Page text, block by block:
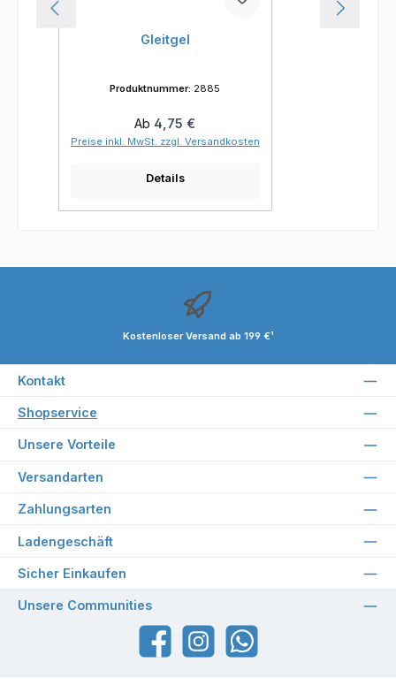
Gleitgel
Produktnummer: 2885
Regulärer Preis:
Ab 4,75 €
Preise inkl. MwSt. zzgl. Versandkosten
Details
Kostenloser Versand ab 199 €¹
Kontakt
Shopservice
Unsere Vorteile
Versandarten
Zahlungsarten
Ladengeschäft
Sicher Einkaufen
Unsere Communities
FacebookInstagramWhatsApp